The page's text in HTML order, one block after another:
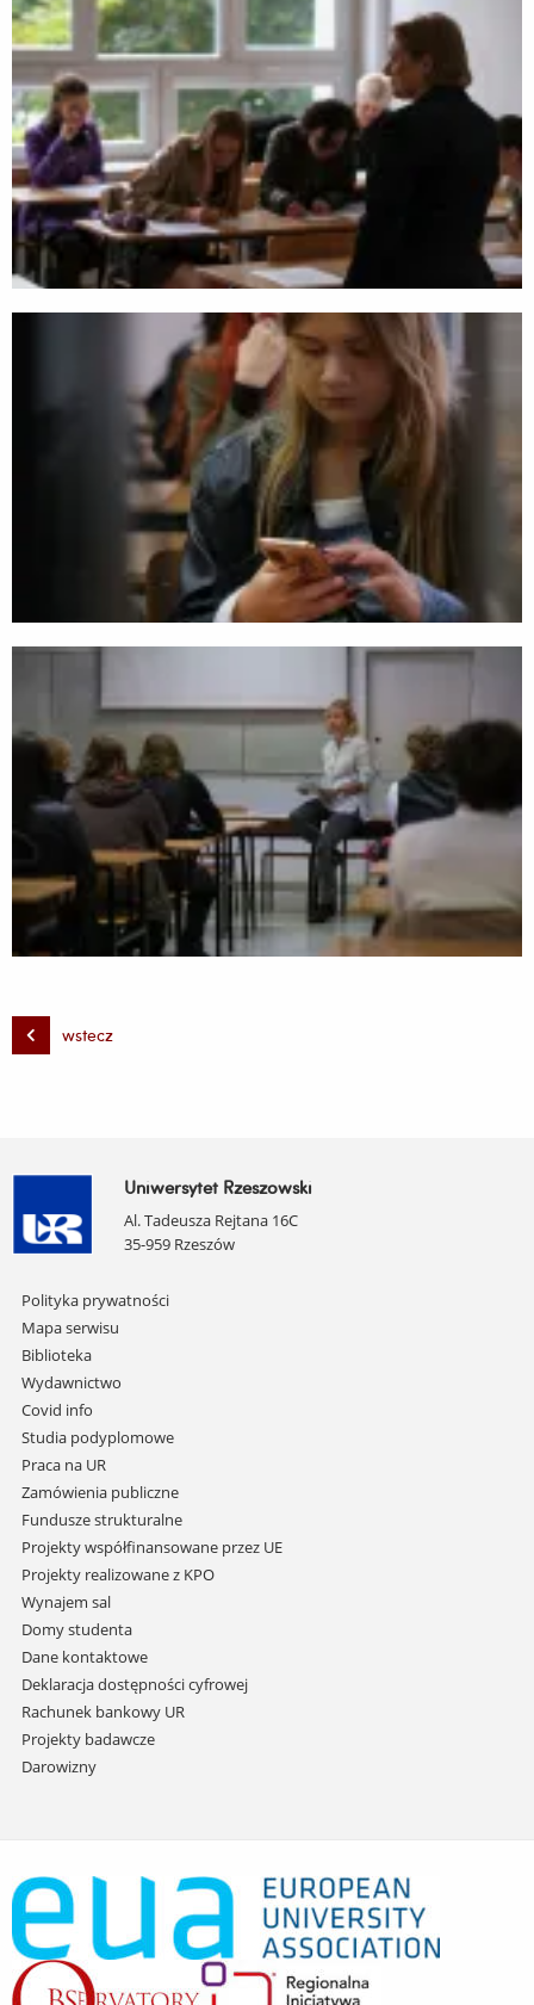
wstecz
Uniwersytet Rzeszowski
Al. Tadeusza Rejtana 16C
35-959 Rzeszów
Pomiń
nawigację
i
przejdź
do
treści
Polityka prywatności
Mapa serwisu
Biblioteka
Wydawnictwo
Covid info
Studia podyplomowe
Praca na UR
Zamówienia publiczne
Fundusze strukturalne
Projekty współfinansowane przez UE
Projekty realizowane z KPO
Wynajem sal
Domy studenta
Dane kontaktowe
Deklaracja dostępności cyfrowej
Rachunek bankowy UR
Projekty badawcze
Darowizny